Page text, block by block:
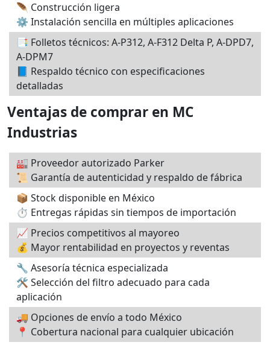
🪶 Construcción ligera
⚙️ Instalación sencilla en múltiples aplicaciones
📑 Folletos técnicos: A-P312, A-F312 Delta P, A-DPD7,
A-DPM7
📘 Respaldo técnico con especificaciones
detalladas
Ventajas de comprar en MC
Industrias
🏭 Proveedor autorizado Parker
📜 Garantía de autenticidad y respaldo de fábrica
📦 Stock disponible en México
⏱️ Entregas rápidas sin tiempos de importación
📈 Precios competitivos al mayoreo
💰 Mayor rentabilidad en proyectos y reventas
🔧 Asesoría técnica especializada
🛠️ Selección del filtro adecuado para cada
aplicación
🚚 Opciones de envío a todo México
📍 Cobertura nacional para cualquier ubicación